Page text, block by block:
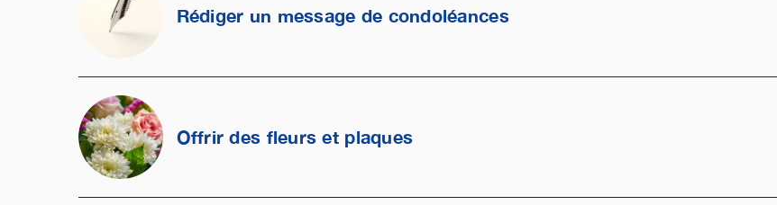
Rédiger un message de condoléances
Offrir des fleurs et plaques